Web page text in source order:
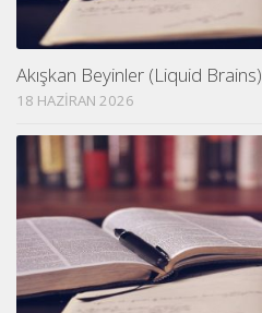
Akışkan Beyinler (Liquid Brains)
18 HAZIRAN 2026